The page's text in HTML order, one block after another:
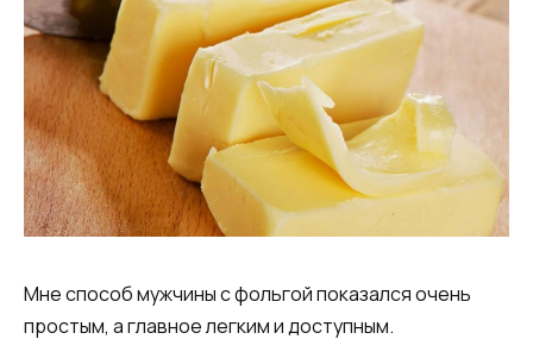
Мне способ мужчины с фольгой показался очень
простым, а главное легким и доступным.